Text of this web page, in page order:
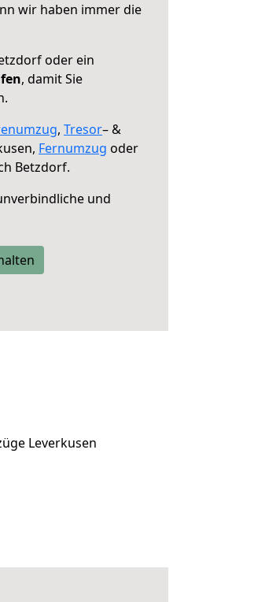
wir haben immer die
oder ein
, damit Sie
, Tresor– &
Fernumzug oder
Betzdorf.
und